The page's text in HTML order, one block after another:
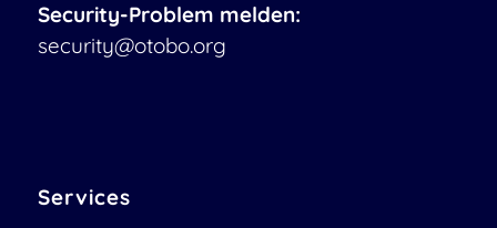
Security-Problem melden:
security@otobo.org
Services